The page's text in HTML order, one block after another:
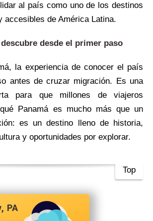
al país como uno de los destinos
accesibles de América Latina.
desde el primer paso
la experiencia de conocer el país
antes de cruzar migración. Es una
para que millones de viajeros
Panamá es mucho más que un
es un destino lleno de historia,
y oportunidades por explorar.
Top
PA